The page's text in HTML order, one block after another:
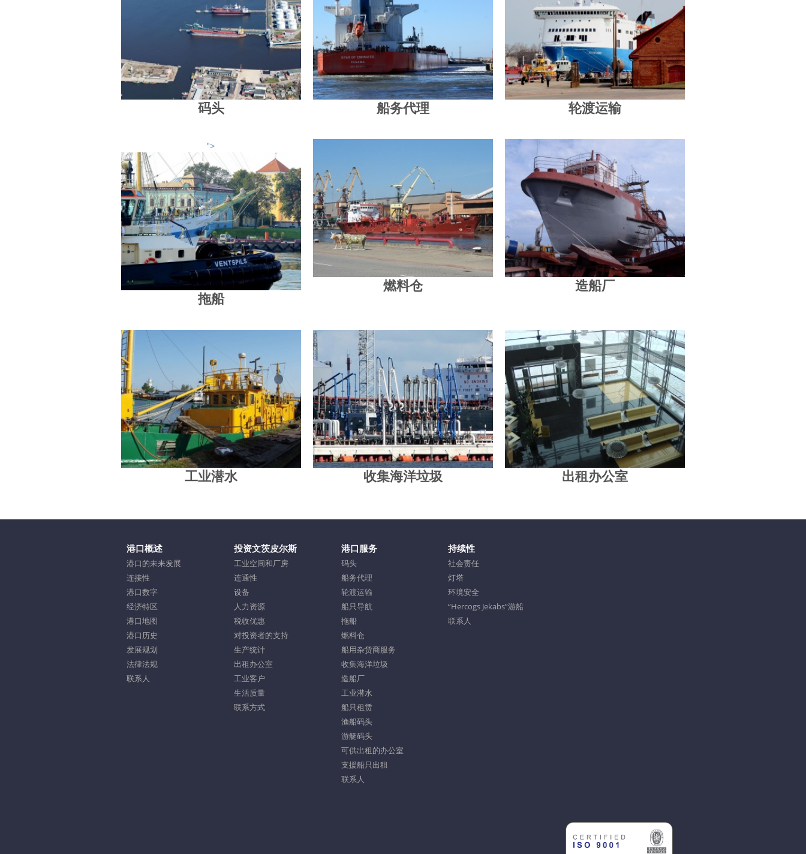
码头 船务代理 轮渡运输
">
拖船
燃料仓 造船厂
工业潜水 收集海洋垃圾 出租办公室
港口概述
港口的未来发展
连接性
港口数字
经济特区
港口地图
港口历史
发展规划
法律法规
联系人
投资文茨皮尔斯
工业空间和厂房
连通性
设备
人力资源
税收优惠
对投资者的支持
生产统计
出租办公室
工业客户
生活质量
联系方式
港口服务
码头
船务代理
轮渡运输
船只导航
拖船
燃料仓
船用杂货商服务
收集海洋垃圾
造船厂
工业潜水
船只租赁
渔船码头
游艇码头
可供出租的办公室
支援船只出租
联系人
持续性
社会责任
灯塔
环境安全
“Hercogs Jekabs”游船
联系人